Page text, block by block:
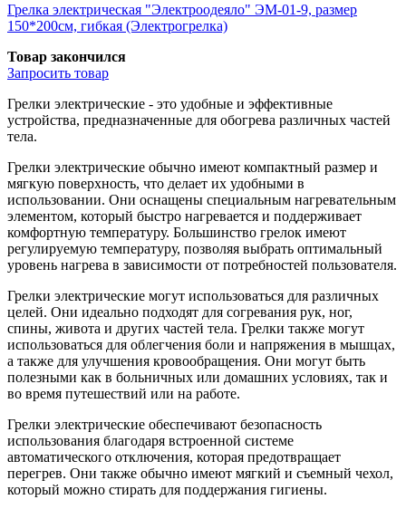
Грелка электрическая "Электроодеяло" ЭМ-01-9, размер
150*200см, гибкая (Электрогрелка)
Товар закончился
Запросить товар
Грелки электрические - это удобные и эффективные
устройства, предназначенные для обогрева различных частей
тела.
Грелки электрические обычно имеют компактный размер и
мягкую поверхность, что делает их удобными в
использовании. Они оснащены специальным нагревательным
элементом, который быстро нагревается и поддерживает
комфортную температуру. Большинство грелок имеют
регулируемую температуру, позволяя выбрать оптимальный
уровень нагрева в зависимости от потребностей пользователя.
Грелки электрические могут использоваться для различных
целей. Они идеально подходят для согревания рук, ног,
спины, живота и других частей тела. Грелки также могут
использоваться для облегчения боли и напряжения в мышцах,
а также для улучшения кровообращения. Они могут быть
полезными как в больничных или домашних условиях, так и
во время путешествий или на работе.
Грелки электрические обеспечивают безопасность
использования благодаря встроенной системе
автоматического отключения, которая предотвращает
перегрев. Они также обычно имеют мягкий и съемный чехол,
который можно стирать для поддержания гигиены.